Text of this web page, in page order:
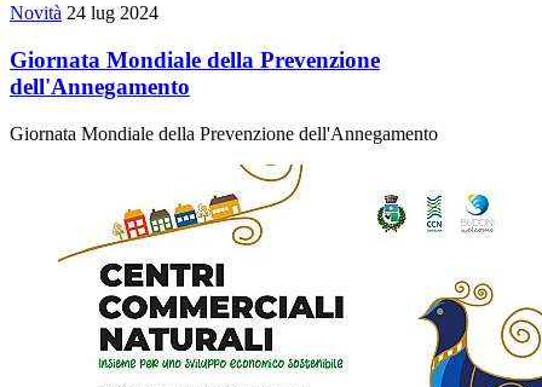
Novità 24 lug 2024
Giornata Mondiale della Prevenzione
dell'Annegamento
Giornata Mondiale della Prevenzione dell'Annegamento